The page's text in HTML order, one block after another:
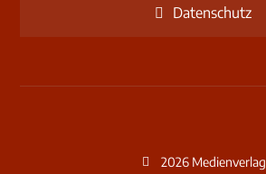
Datenschutz
2026 Medienverlag